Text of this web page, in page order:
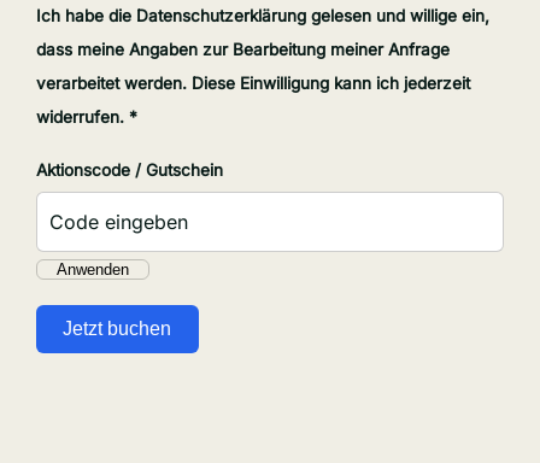
Ich habe die Datenschutzerklärung gelesen und willige ein,
dass meine Angaben zur Bearbeitung meiner Anfrage
verarbeitet werden. Diese Einwilligung kann ich jederzeit
widerrufen. *
Aktionscode / Gutschein
Anwenden
Jetzt buchen